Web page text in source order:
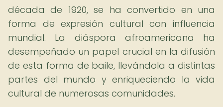
década de 1920, se ha convertido en una
forma de expresión cultural con influencia
mundial. La diáspora afroamericana ha
desempeñado un papel crucial en la difusión
de esta forma de baile, llevándola a distintas
partes del mundo y enriqueciendo la vida
cultural de numerosas comunidades.